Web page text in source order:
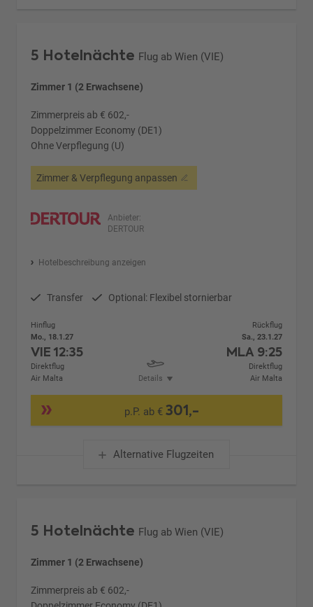
5 Hotelnächte Flug ab Wien (VIE)
Zimmer 1 (2 Erwachsene)
Zimmerpreis ab € 602,-
Doppelzimmer Economy (DE1)
Ohne Verpflegung (U)
Zimmer & Verpflegung anpassen
Anbieter:
DERTOUR
Hotelbeschreibung anzeigen
Transfer Optional: Flexibel stornierbar
Hinflug
Mo., 18.1.27
VIE12:35
Direktflug
Air Malta
Details
Rückflug
Sa., 23.1.27
MLA 9:25
Direktflug
Air Malta
p.P. ab € 301,-
Alternative Flugzeiten
5 Hotelnächte Flug ab Wien (VIE)
Zimmer 1 (2 Erwachsene)
Zimmerpreis ab € 602,-